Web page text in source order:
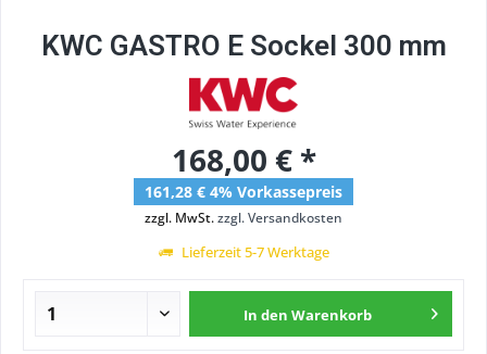
KWC GASTRO E Sockel 300 mm
168,00 € *
161,28 € 4% Vorkassepreis
zzgl. MwSt.zzgl. Versandkosten
Lieferzeit 5-7 Werktage
In den Warenkorb